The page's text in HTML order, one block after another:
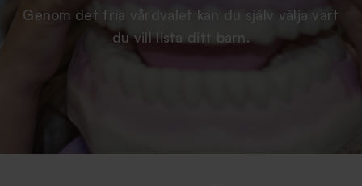
Genom det fria vårdvalet kan du själv välja vart
du vill lista ditt barn.